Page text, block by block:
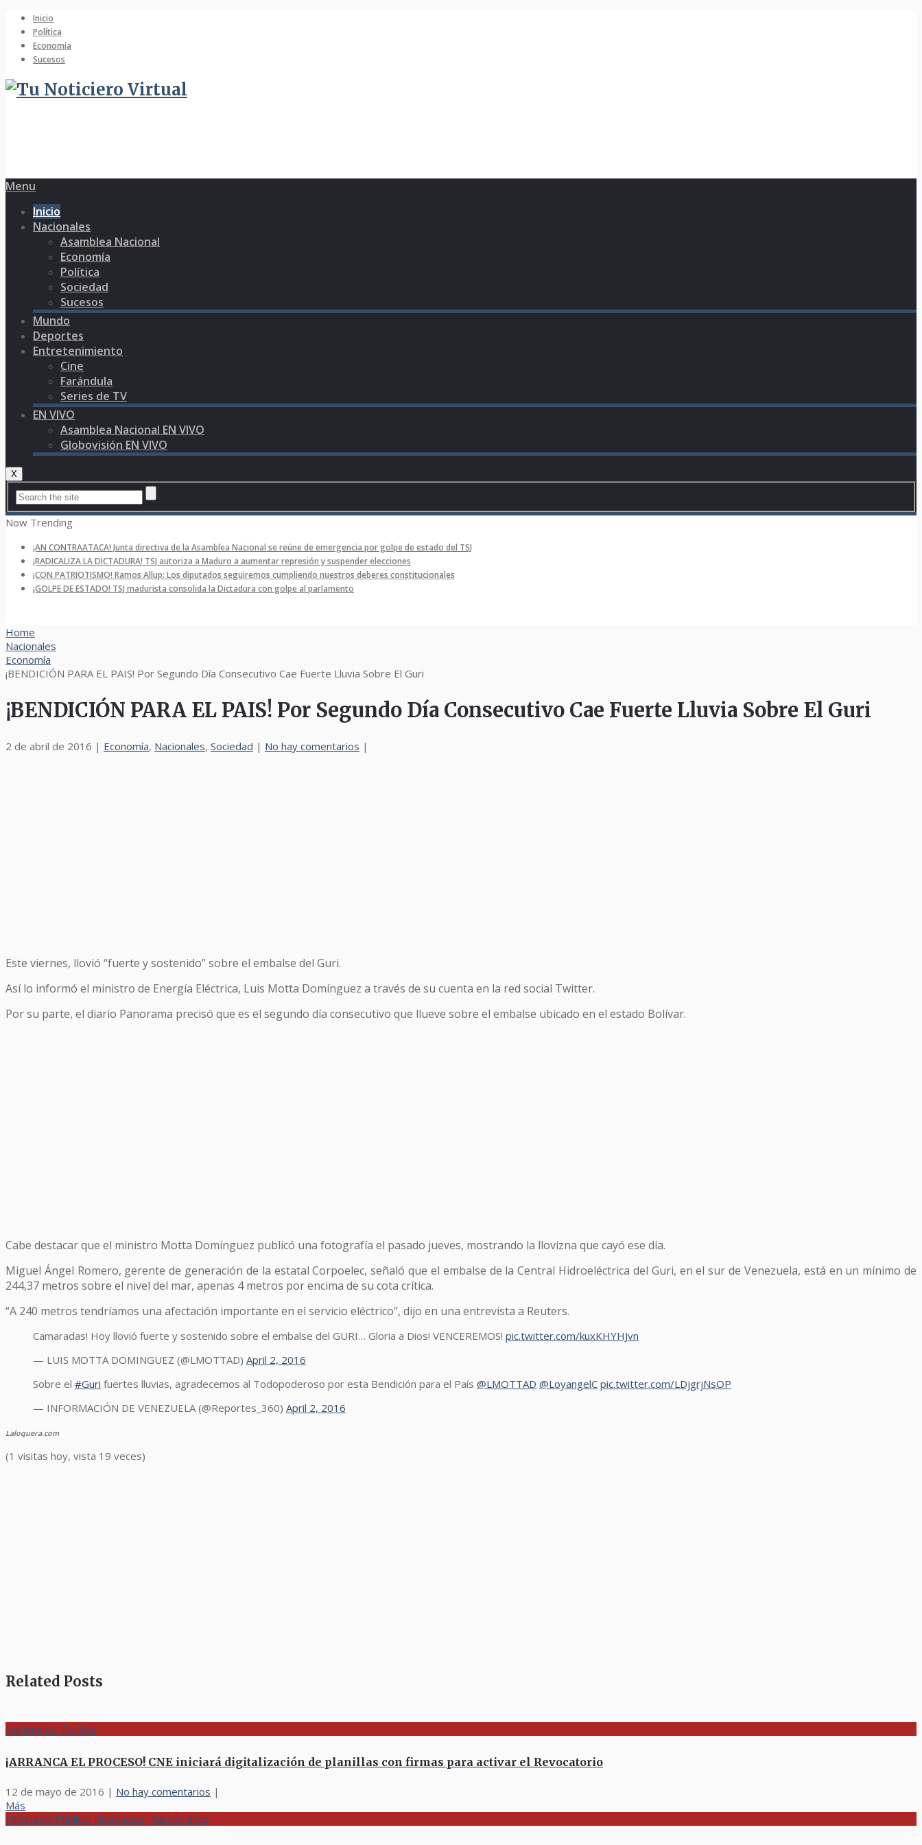
Inicio
Política
Economía
Sucesos
Menu
Inicio
Nacionales
Asamblea Nacional
Economía
Política
Sociedad
Sucesos
Mundo
Deportes
Entretenimiento
Cine
Farándula
Series de TV
EN VIVO
Asamblea Nacional EN VIVO
Globovisión EN VIVO
X
Now Trending
¡AN CONTRAATACA! Junta directiva de la Asamblea Nacional se reúne de emergencia por golpe de estado del TSJ
¡RADICALIZA LA DICTADURA! TSJ autoriza a Maduro a aumentar represión y suspender elecciones
¡CON PATRIOTISMO! Ramos Allup: Los diputados seguiremos cumpliendo nuestros deberes constitucionales
¡GOLPE DE ESTADO! TSJ madurista consolida la Dictadura con golpe al parlamento
Home
Nacionales
Economía
¡BENDICIÓN PARA EL PAIS! Por Segundo Día Consecutivo Cae Fuerte Lluvia Sobre El Guri
¡BENDICIÓN PARA EL PAIS! Por Segundo Día Consecutivo Cae Fuerte Lluvia Sobre El Guri
2 de abril de 2016 | Economía, Nacionales, Sociedad | No hay comentarios |
Este viernes, llovió “fuerte y sostenido” sobre el embalse del Guri.
Así lo informó el ministro de Energía Eléctrica, Luis Motta Domínguez a través de su cuenta en la red social Twitter.
Por su parte, el diario Panorama precisó que es el segundo día consecutivo que llueve sobre el embalse ubicado en el estado Bolívar.
Cabe destacar que el ministro Motta Domínguez publicó una fotografía el pasado jueves, mostrando la llovizna que cayó ese día.
Miguel Ángel Romero, gerente de generación de la estatal Corpoelec, señaló que el embalse de la Central Hidroeléctrica del Guri, en el sur de Venezuela, está en un mínimo de
244,37 metros sobre el nivel del mar, apenas 4 metros por encima de su cota crítica.
“A 240 metros tendríamos una afectación importante en el servicio eléctrico”, dijo en una entrevista a Reuters.
Camaradas! Hoy llovió fuerte y sostenido sobre el embalse del GURI… Gloria a Dios! VENCEREMOS! pic.twitter.com/kuxKHYHJvn
— LUIS MOTTA DOMINGUEZ (@LMOTTAD) April 2, 2016
Sobre el #Guri fuertes lluvias, agradecemos al Todopoderoso por esta Bendición para el País @LMOTTAD @LoyangelC pic.twitter.com/LDjgrjNsOP
— INFORMACIÓN DE VENEZUELA (@Reportes_360) April 2, 2016
Laloquera.com
(1 visitas hoy, vista 19 veces)
Related Posts
Nacionales, Política
¡ARRANCA EL PROCESO! CNE iniciará digitalización de planillas con firmas para activar el Revocatorio
12 de mayo de 2016 | No hay comentarios |
Más
Ministerio Público, Nacionales, Narcotráfico